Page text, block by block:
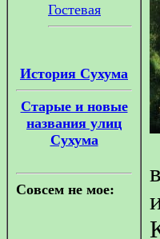
Гостевая
История Сухума
Старые и новые
названия улиц
Сухума
Совсем не мое: